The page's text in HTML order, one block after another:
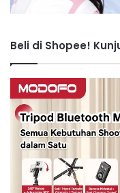
Beli di Shopee!